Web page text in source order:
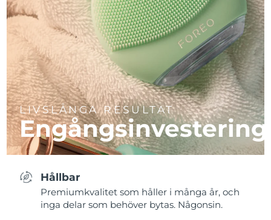
LIVSLÅNGA RESULTAT
Engångsinvestering
Hållbar
Premiumkvalitet som håller i många år, och
inga delar som behöver bytas. Någonsin.